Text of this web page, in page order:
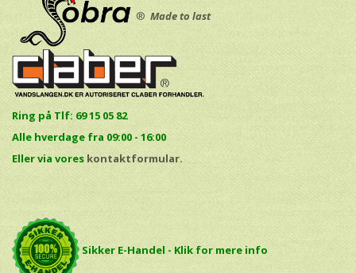
® Made to last
Ring på Tlf: 69 15 05 82
Alle hverdage fra 09:00 - 16:00
Eller via vores kontaktformular.
Sikker E-Handel - Klik for mere info